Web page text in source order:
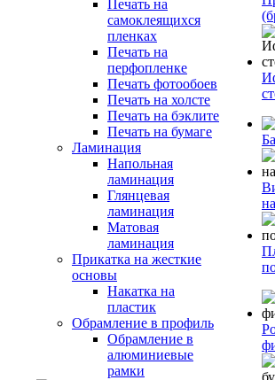
Печать на
самоклеящихся
пленках
Печать на
перфопленке
Печать фотообоев
Печать на холсте
Печать на бэклите
Печать на бумаге
Ламинация
Напольная
ламинация
Глянцевая
ламинация
Матовая
ламинация
Прикатка на жесткие
основы
Накатка на
пластик
Обрамление в профиль
Обрамление в
алюминиевые
рамки